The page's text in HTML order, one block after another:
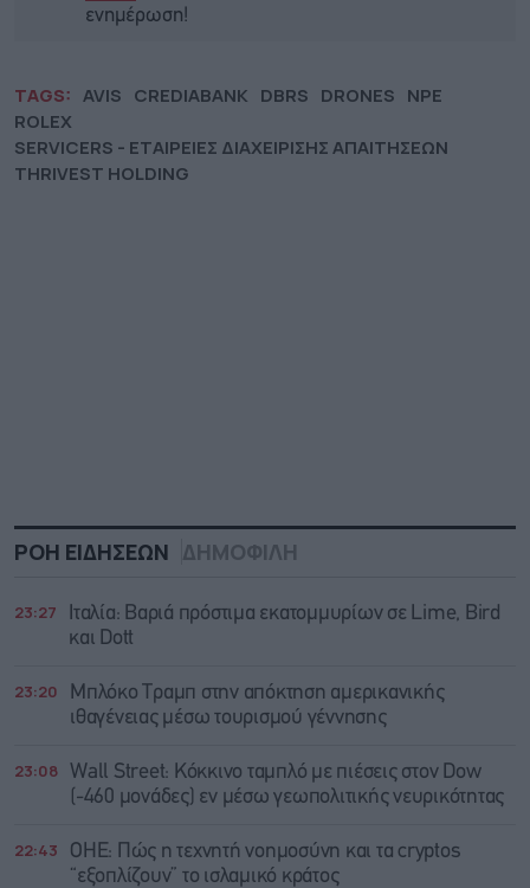
ενημέρωση!
TAGS: AVIS CREDIABANK DBRS DRONES NPE
ROLEX
SERVICERS - ΕΤΑΙΡΕΙΕΣ ΔΙΑΧΕΙΡΙΣΗΣ ΑΠΑΙΤΗΣΕΩΝ
THRIVEST HOLDING
ΡΟΗ ΕΙΔΗΣΕΩΝ ΔΗΜΟΦΙΛΗ
23:27
Ιταλία: Βαριά πρόστιμα εκατομμυρίων σε Lime, Bird
και Dott
23:20
Μπλόκο Τραμπ στην απόκτηση αμερικανικής
ιθαγένειας μέσω τουρισμού γέννησης
23:08
Wall Street: Κόκκινο ταμπλό με πιέσεις στον Dow
(-460 μονάδες) εν μέσω γεωπολιτικής νευρικότητας
22:43
ΟΗΕ: Πώς η τεχνητή νοημοσύνη και τα cryptos
“εξοπλίζουν” το ισλαμικό κράτος